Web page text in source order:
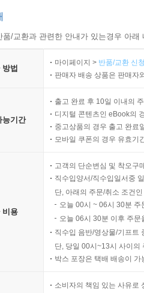
/교환과 관련한 안내가 있는경우 아
법
마이페이지 > 반품/교환 신
판매자 배송 상품은 판매자
능기간
출고 완료 후 10일 이내의
디지털 콘텐츠인 eBook의
중고상품의 경우 출고 완료
모바일 쿠폰의 경우 유효기
비용
고객의 단순변심 및 착오구
직수입양서/직수입일서중
단, 아래의 주문/취소 조건
오늘 00시 ~ 06시 30분
오늘 06시 30분 이후 주
직수입 음반/영상물/기프트
단, 당일 00시~13시 사이의
박스 포장은 택배 배송이
소비자의 책임 있는 사유로